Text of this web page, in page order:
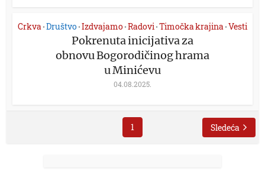
Crkva•Društvo•Izdvajamo•Radovi•Timočka krajina•Vesti
Pokrenuta inicijativa za
obnovu Bogorodičinog hrama
u Minićevu
04.08.2025.
1 Sledeća